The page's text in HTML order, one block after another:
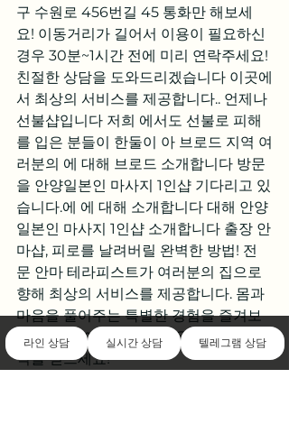
라인 상담 실시간 상담 텔레그램 상담
구 수원로 456번길 45 통화만 해보세
요! 이동거리가 길어서 이용이 필요하신
경우 30분~1시간 전에 미리 연락주세요!
친절한 상담을 도와드리겠습니다 이곳에
서 최상의 서비스를 제공합니다.. 언제나
선불샵입니다 저희 에서도 선불로 피해
를 입은 분들이 한둘이 아 브로드 지역 여
러분의 에 대해 브로드 소개합니다 방문
을 안양일본인 마사지 1인샵 기다리고 있
습니다.에 에 대해 소개합니다 대해 안양
일본인 마사지 1인샵 소개합니다 출장 안
마샵, 피로를 날려버릴 완벽한 방법! 전
문 안마 테라피스트가 여러분의 집으로
향해 최상의 서비스를 제공합니다. 몸과
마음을 풀어주는 특별한 경험을 즐겨보
세요. 지금 예약하고 새로운 에너지와 활
력을 얻으세요!